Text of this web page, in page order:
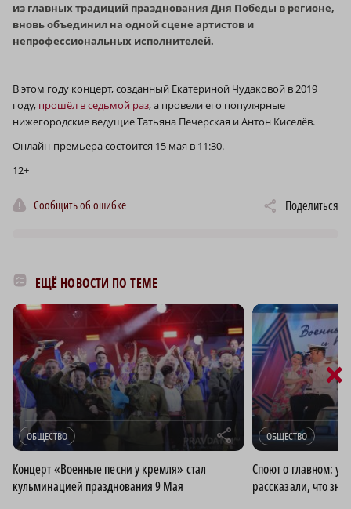
из главных традиций празднования Дня Победы в регионе,
вновь объединил на одной сцене артистов и
непрофессиональных исполнителей.
В этом году концерт, созданный Екатериной Чудаковой в 2019
году, прошёл в седьмой раз, а провели его популярные
нижегородские ведущие Татьяна Печерская и Антон Киселёв.
Онлайн-премьера состоится 15 мая в 11:30.
12+
Сообщить об ошибке Поделиться
ЕЩЁ НОВОСТИ ПО ТЕМЕ
ОБЩЕСТВО r
Концерт «Военные песни у кремля» стал
кульминацией празднования 9 Мая
ОБЩЕСТВО
Споют о главном:
рассказали, что
×